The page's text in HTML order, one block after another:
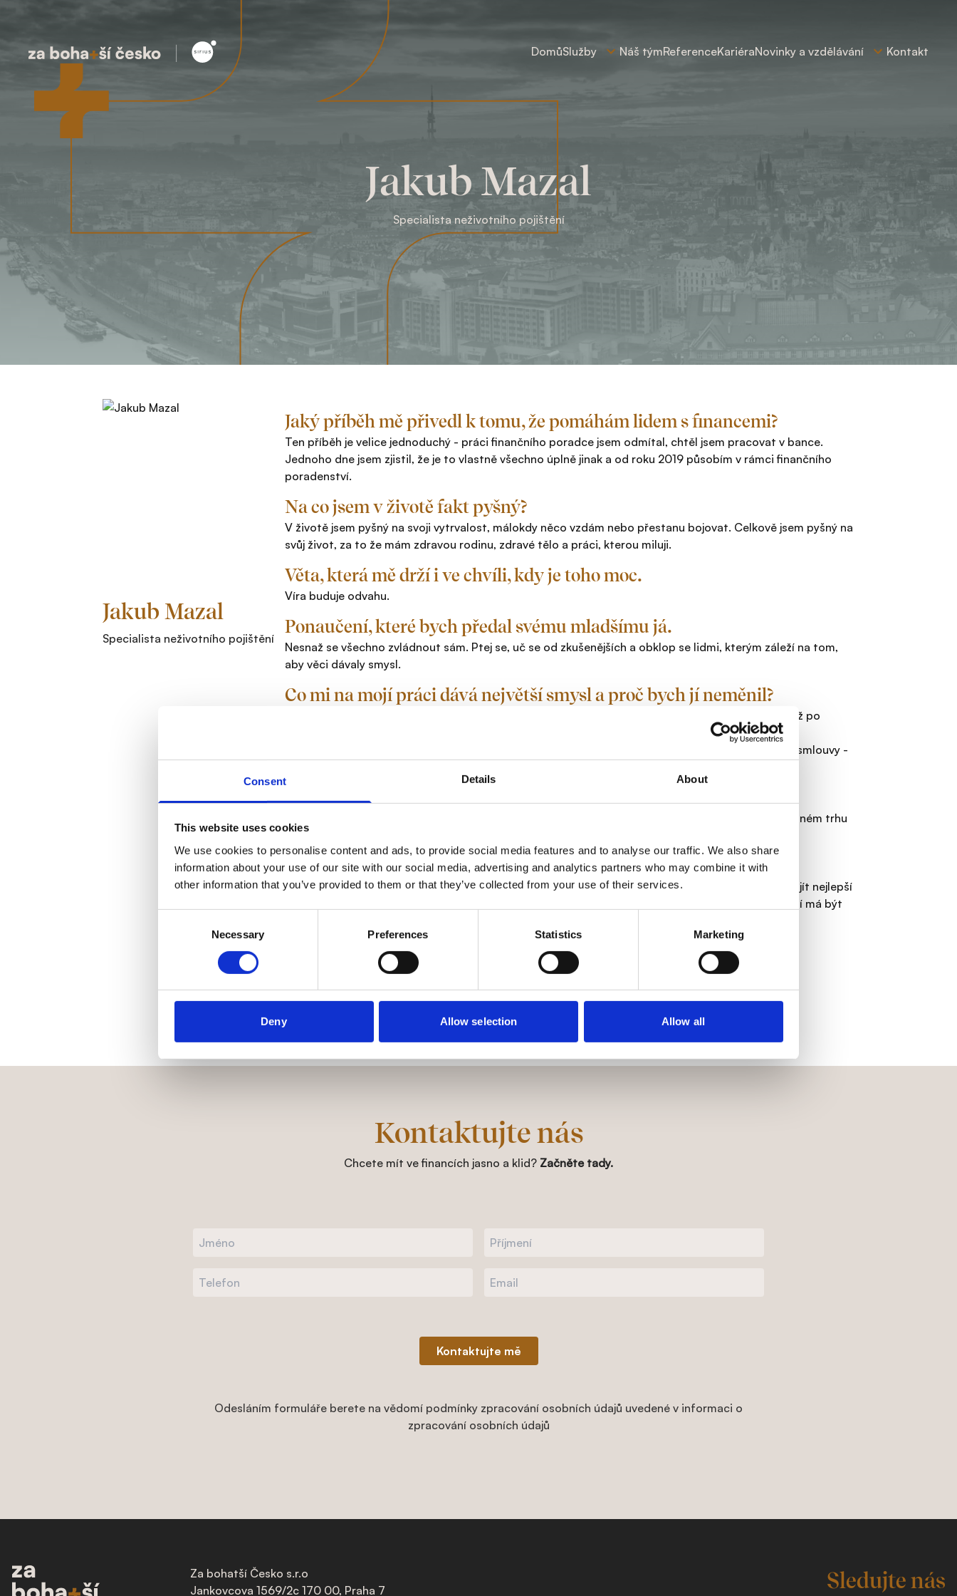
Consent Details About
This website uses cookies
We use cookies to personalise content and ads, to provide social media features and to analyse our traffic. We also share
information about your use of our site with our social media, advertising and analytics partners who may combine it with
other information that you’ve provided to them or that they’ve collected from your use of their services.
Necessary Preferences Statistics Marketing
Deny Allow selection Allow all
DomůSlužby Náš týmReferenceKariéraNovinky a vzdělávání Kontakt
Jakub Mazal
Specialista neživotního pojištění
Jakub Mazal
Specialista neživotního pojištění
Jaký příběh mě přivedl k tomu, že pomáhám lidem s financemi?
Ten příběh je velice jednoduchý - práci finančního poradce jsem odmítal, chtěl jsem pracovat v bance.
Jednoho dne jsem zjistil, že je to vlastně všechno úplně jinak a od roku 2019 působím v rámci finančního
poradenství.
Na co jsem v životě fakt pyšný?
V životě jsem pyšný na svoji vytrvalost, málokdy něco vzdám nebo přestanu bojovat. Celkově jsem pyšný na
svůj život, za to že mám zdravou rodinu, zdravé tělo a práci, kterou miluji.
Věta, která mě drží i ve chvíli, kdy je toho moc.
Víra buduje odvahu.
Ponaučení, které bych předal svému mladšímu já.
Nesnaž se všechno zvládnout sám. Ptej se, uč se od zkušenějších a obklop se lidmi, kterým záleží na tom,
aby věci dávaly smysl.
Co mi na mojí práci dává největší smysl a proč bych jí neměnil?
Díky své specializaci na neživotní pojištění – od pojištění majetku, domácnosti a odpovědnosti až po
cestovní nebo podnikatelské pojištění – se mohu plně věnovat analýze, srovnání a optimalizaci
jednotlivých pojistek. Klientům tím ušetřím nejen peníze, ale hlavně starosti a správně nastavené smlouvy -
S jakými lidmi si nejvíce sednu a proč?
S lidmi, kteří dokáži ocenit moji práci, ví, že pro ně připravuji nejlepší řešení, které mohou na pojistném trhu
získat. Jde o vzájemný respekt a důvěru.
Jaký je můj „signature“ style, když jde o práci.
Dnes dělám přesně to, co bych si přál pro sebe: pomáhám lidem mít ve svých pojistkách jasno, najít nejlepší
řešení na míru a vyhnout se zbytečným chybám, které mohou stát desítky tisíc. Věřím, že pojištění má být
Kde všude se semnou můžete potkat naživo?
Osobně určitě Brno, Moravská Třebová a ve výjimečných případech v rámci celé republiky.
Možnost i spolupráce online?
Ano, většinu své práce řeším s klientky online - po emailu, telefonu, online schůzky.
Kontaktujte nás
Chcete mít ve financích jasno a klid? Začněte tady.
Kontaktujte mě
Odesláním formuláře berete na vědomí podmínky zpracování osobních údajů uvedené v informaci o
zpracování osobních údajů
Za bohatší Česko s.r.o
Jankovcova 1569/2c 170 00, Praha 7 Sledujte nás